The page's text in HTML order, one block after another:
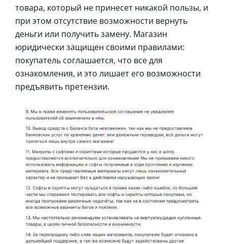
товара, который не принесет никакой пользы, и
при этом отсутствие возможности вернуть
деньги или получить замену. Магазин
юридически защищен своими правилами:
покупатель соглашается, что все для
ознакомления, и это лишает его возможности
предъявить претензии.